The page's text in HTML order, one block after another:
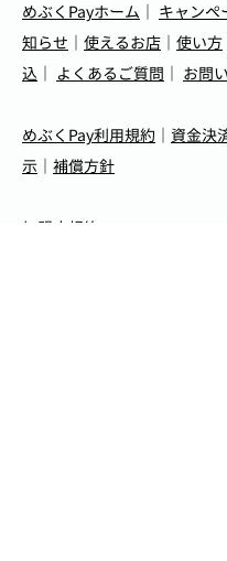
めぶくPayホーム ｜ キャンペ
知らせ ｜ 使えるお店 ｜ 使い方
込 ｜ よくあるご質問 ｜ お問
めぶくPay利用規約 ｜ 資金決
示 ｜ 補償方針
加盟店規約